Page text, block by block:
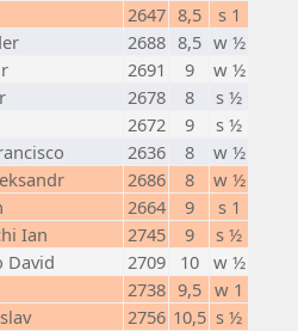
2647 8,5
s 1
2688 8,5 w ½
2691 9
w ½
2678 8
s ½
2672 9
s ½
2636 8
w ½
2686 8
w ½
2664 9
s 1
Ian 2745 9
s ½
David 2709 10 w ½
2738 9,5 w 1
2756 10,5 s ½